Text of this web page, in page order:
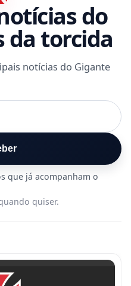
do
da torcida
notícias do Gigante
quiser.